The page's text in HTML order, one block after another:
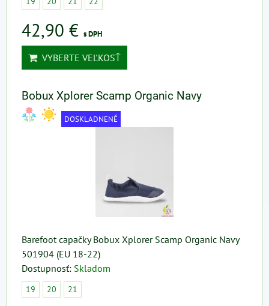
42,90 € s DPH
VYBERTE VEĽKOSŤ
Bobux Xplorer Scamp Organic Navy
DOSKLADNENÉ
Barefoot capačky Bobux Xplorer Scamp Organic Navy
501904 (EU 18-22)
Dostupnosť: Skladom
19 20 21